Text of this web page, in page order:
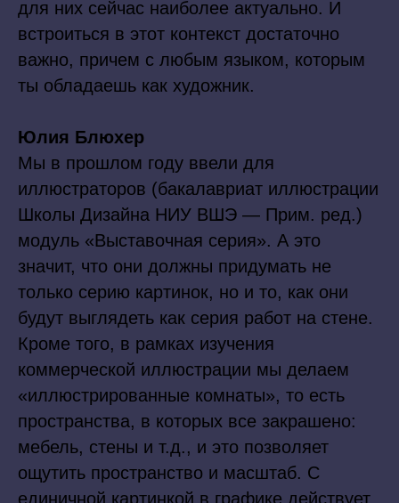
для них сейчас наиболее актуально. И
встроиться в этот контекст достаточно
важно, причем с любым языком, которым
ты обладаешь как художник.
Юлия Блюхер
Мы в прошлом году ввели для
иллюстраторов (бакалавриат иллюстрации
Школы Дизайна НИУ ВШЭ — Прим. ред.)
модуль «Выставочная серия». А это
значит, что они должны придумать не
только серию картинок, но и то, как они
будут выглядеть как серия работ на стене.
Кроме того, в рамках изучения
коммерческой иллюстрации мы делаем
«иллюстрированные комнаты», то есть
пространства, в которых все закрашено:
мебель, стены и т.д., и это позволяет
ощутить пространство и масштаб. С
единичной картинкой в графике действует